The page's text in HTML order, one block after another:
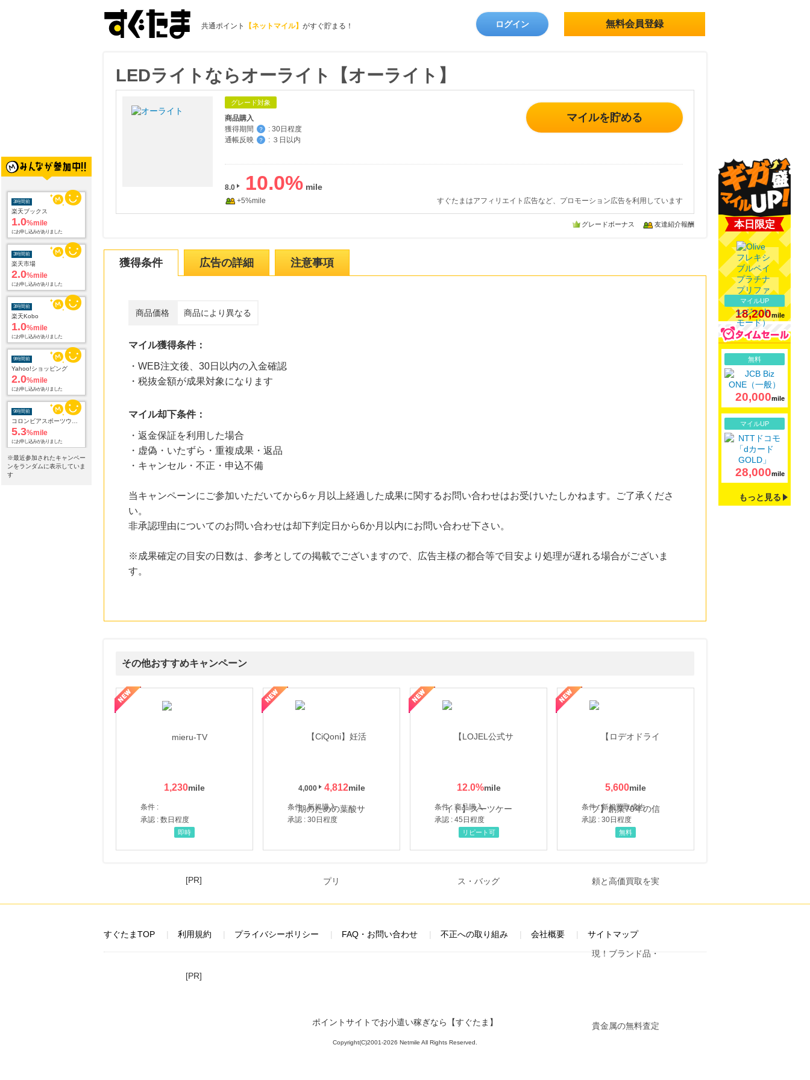
共通ポイント 【ネットマイル】 がすぐ貯まる！ ログイン 無料会員登録
3時間前
楽天ブックス
1.0%mile
にお申し込みがありました
3時間前
楽天市場
2.0%mile
にお申し込みがありました
3時間前
楽天Kobo
1.0%mile
にお申し込みがありました
9時間前
Yahoo!ショッピング
2.0%mile
にお申し込みがありました
9時間前
5.3%mile
にお申し込みがありました
9時間前
ホットペッパーグルメ
※最近参加されたキャンペー
ンをランダムに表示していま
す
LEDライトならオーライト【オーライト】
グレード対象
商品購入
獲得期間
？ : 30日程度
通帳反映
？ : ３日以内
マイルを貯める
8.0 10.0%
+5%mile すぐたまはアフィリエイト広告など、プロモーション広告を利用しています
グレードボーナス 友達紹介報酬
獲得条件 広告の詳細 注意事項
商品価格 商品により異なる
マイル獲得条件：
・WEB注文後、30日以内の入金確認
・税抜金額が成果対象になります
マイル却下条件：
・返金保証を利用した場合
・虚偽・いたずら・重複成果・返品
・キャンセル・不正・申込不備
当キャンペーンにご参加いただいてから6ヶ月以上経過した成果に関するお問い合わせはお受けいたしかねます。ご了承くださ
い。
非承認理由についてのお問い合わせは却下判定日から6か月以内にお問い合わせ下さい。
※成果確定の目安の日数は、参考としての掲載でございますので、広告主様の都合等で目安より処理が遅れる場合がございま
す。
その他おすすめキャンペーン
1,230
条件 :
承認 : 数日程度
即時
4,000 4,812
条件 : 新規購入
承認 : 30日程度
12.0%
条件 : 商品購入
承認 : 45日程度
【LOJEL公式サイト】スーツケース・バッグ
リピート可
5,600
条件 : 新規買取成約
承認 : 30日程度
【ロデオドライブ】創業70年の信頼と高価買取を実現！ブランド品・貴金属の無料査定
無料
本日限定
マイルUP
18,200mile
無料
20,000mile
マイルUP
28,000mile
もっと見る
[PR]
すぐたまTOP 利用規約 プライバシーポリシー FAQ・お問い合わせ 不正への取り組み 会社概要 サイトマップ
[PR]
ポイントサイトでお小遣い稼ぎなら【すぐたま】
Copyright(C)2001-2026 Netmile All Rights Reserved.